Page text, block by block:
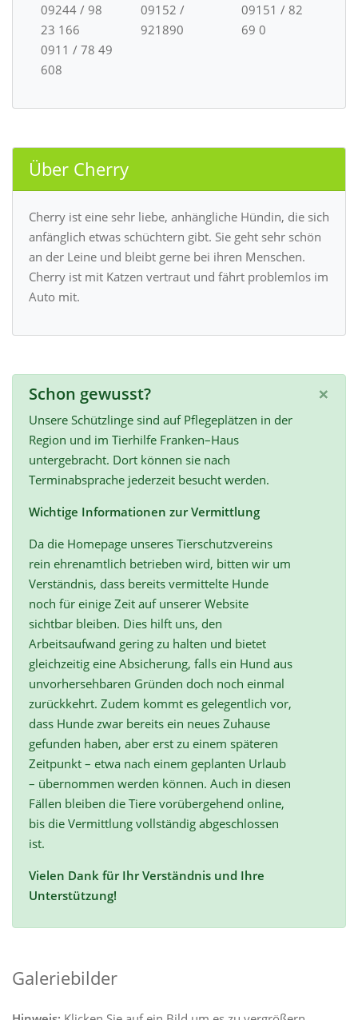
09244 / 98
23 166
0911 / 78 49
608
09152 /
921890
09151 / 82
69 0
Über Cherry
Cherry ist eine sehr liebe, anhängliche Hündin, die sich
anfänglich etwas schüchtern gibt. Sie geht sehr schön
an der Leine und bleibt gerne bei ihren Menschen.
Cherry ist mit Katzen vertraut und fährt problemlos im
Auto mit.
×
Schon gewusst?
Unsere Schützlinge sind auf Pflegeplätzen in der
Region und im Tierhilfe Franken–Haus
untergebracht. Dort können sie nach
Terminabsprache jederzeit besucht werden.
Wichtige Informationen zur Vermittlung
Da die Homepage unseres Tierschutzvereins
rein ehrenamtlich betrieben wird, bitten wir um
Verständnis, dass bereits vermittelte Hunde
noch für einige Zeit auf unserer Website
sichtbar bleiben. Dies hilft uns, den
Arbeitsaufwand gering zu halten und bietet
gleichzeitig eine Absicherung, falls ein Hund aus
unvorhersehbaren Gründen doch noch einmal
zurückkehrt. Zudem kommt es gelegentlich vor,
dass Hunde zwar bereits ein neues Zuhause
gefunden haben, aber erst zu einem späteren
Zeitpunkt – etwa nach einem geplanten Urlaub
– übernommen werden können. Auch in diesen
Fällen bleiben die Tiere vorübergehend online,
bis die Vermittlung vollständig abgeschlossen
ist.
Vielen Dank für Ihr Verständnis und Ihre
Unterstützung!
Galeriebilder